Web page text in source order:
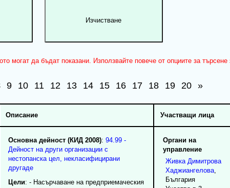
могат да бъдат показани. Използвайте повече от опциите за търсене
9 10 11 12 13 14 15 16 17 18 19 20 »
Описание Участващи лица
Основна дейност (КИД 2008): 94.99 -
Дейност на други организации с
нестопанска цел, некласифицирани
другаде
Цели: - Насърчаване на предприемаческия
Органи на
управление
Живка Димитрова
Хаджиангелова,
България